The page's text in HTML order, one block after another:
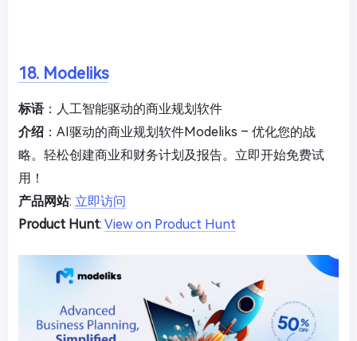
18. Modeliks
标语：人工智能驱动的商业规划软件
介绍 ：AI驱动的商业规划软件Modeliks – 优化您的战
略。轻松创建商业和财务计划及报告。立即开始免费试
用！
产品网站: 立即访问
Product Hunt: View on Product Hunt